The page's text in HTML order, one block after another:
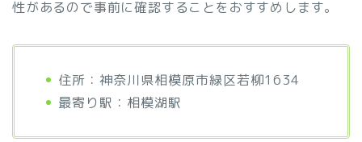
性があるので事前に確認することをおすすめします。
住所：神奈川県相模原市緑区若柳1634
最寄り駅：相模湖駅